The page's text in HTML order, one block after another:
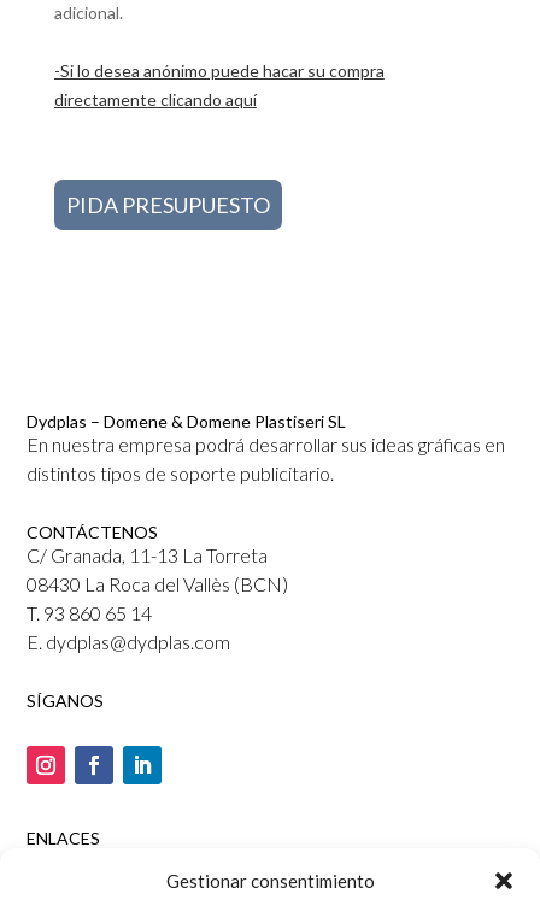
Gestionar consentimiento
adicional.
-Si lo desea anónimo puede hacar su compra
directamente clicando aquí
PIDA PRESUPUESTO
Dydplas – Domene & Domene Plastiseri SL
En nuestra empresa podrá desarrollar sus ideas gráficas en
distintos tipos de soporte publicitario.
CONTÁCTENOS
C/ Granada, 11-13 La Torreta
08430 La Roca del Vallès (BCN)
T. 93 860 65 14
E. dydplas@dydplas.com
SÍGANOS
ENLACES